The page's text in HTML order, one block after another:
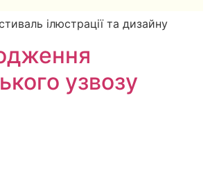
ілюстрації та дизайну
узвозу